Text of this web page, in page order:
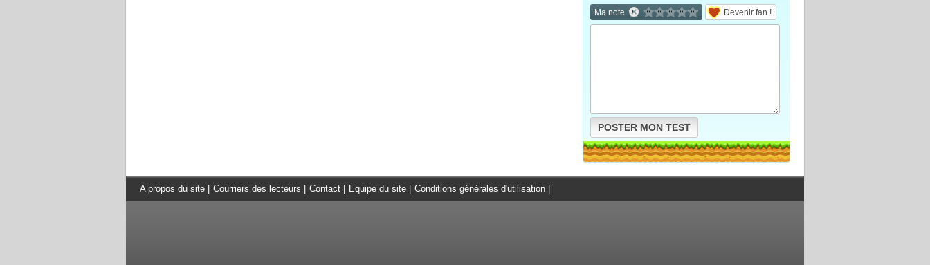
Ma note Devenir fan !
POSTER MON TEST
A propos du site Courriers des lecteurs Contact Equipe du site Conditions générales d'utilisation